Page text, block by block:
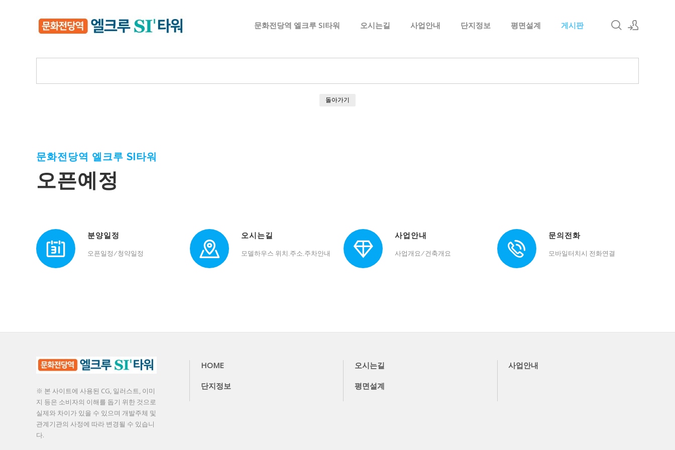
문화전당역 엘크루 SI타워 오시는길 사업안내 단지정보 평면설계 게시판
돌아가기
문화전당역 엘크루 SI타워
오픈예정
분양일정
오픈일정/청약일정
오시는길
모델하우스 위치,주소,주차안내
사업안내
사업개요/건축개요
문의전화
모바일터치시 전화연결
※ 본 사이트에 사용된 CG, 일러스트, 이미
지 등은 소비자의 이해를 돕기 위한 것으로
실제와 차이가 있을 수 있으며 개발주체 및
관계기관의 사정에 따라 변경될 수 있습니
다.
HOME 오시는길 사업안내
단지정보 평면설계